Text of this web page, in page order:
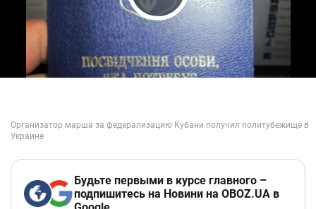
Play Video
Будьте первыми в курсе главного –
подпишитесь на Новини на OBOZ.UA в